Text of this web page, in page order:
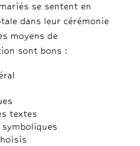
se sentent en
dans leur cérémonie
moyens de
sont bons :
textes